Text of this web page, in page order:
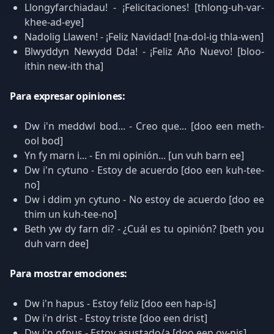
Llongyfarchiadau! - ¡Felicitaciones! [thlong-uh-var-
khee-ad-eye]
Nadolig Llawen! - ¡Feliz Navidad! [na-dol-ig thla-wen]
Blwyddyn Newydd Dda! - ¡Feliz Año Nuevo! [bloo-
ithin new-ith tha]
Para expresar opiniones:
Dw i'n meddwl bod... - Creo que... [doo een meth-
ool bod]
Yn fy marn i... - En mi opinión... [un vuh barn ee]
Dw i'n cytuno - Estoy de acuerdo [doo een kuh-tee-
no]
Dw i ddim yn cytuno - No estoy de acuerdo [doo ee
thim un kuh-tee-no]
Beth yw dy farn di? - ¿Cuál es tu opinión? [beth you
duh varn dee]
Para mostrar emociones:
Dw i'n hapus - Estoy feliz [doo een hap-is]
Dw i'n drist - Estoy triste [doo een drist]